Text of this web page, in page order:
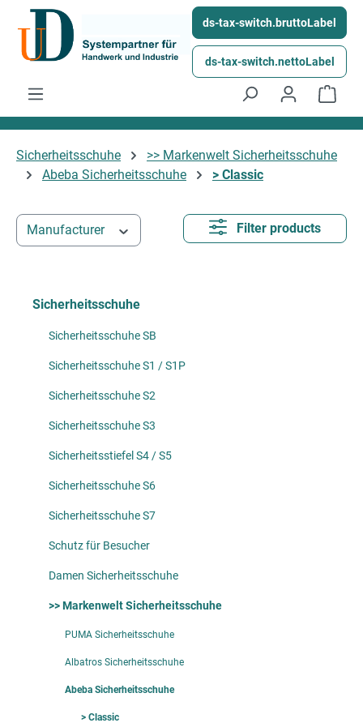
Skip to main content ds-tax-switch.bruttoLabel
ds-tax-switch.nettoLabel
Sicherheitsschuhe
>> Markenwelt Sicherheitsschuhe
Abeba Sicherheitsschuhe
> Classic
Manufacturer Filter products
Sicherheitsschuhe
Sicherheitsschuhe SB
Sicherheitsschuhe S1 / S1P
Sicherheitsschuhe S2
Sicherheitsschuhe S3
Sicherheitsstiefel S4 / S5
Sicherheitsschuhe S6
Sicherheitsschuhe S7
Schutz für Besucher
Damen Sicherheitsschuhe
>> Markenwelt Sicherheitsschuhe
PUMA Sicherheitsschuhe
Albatros Sicherheitsschuhe
Abeba Sicherheitsschuhe
> Classic